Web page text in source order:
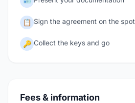
📋 Sign the agreement on the spot
🔑 Collect the keys and go
Fees & information